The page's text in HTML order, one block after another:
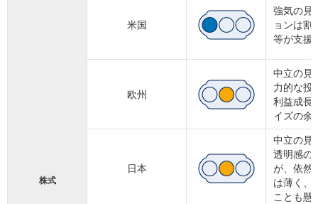
株式
米国
強気の見
ョンは割
等が支援
欧州
中立の見
力的な投
利益成長
イズの余
日本
中立の見
透明感の
が、依然
は薄く、
ことも懸